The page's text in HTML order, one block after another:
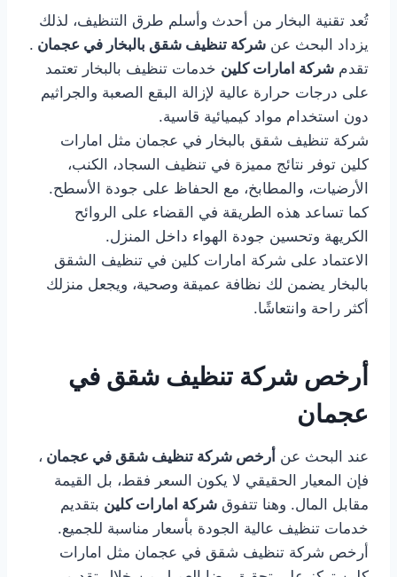
تُعد تقنية البخار من أحدث وأسلم طرق التنظيف، لذلك
يزداد البحث عن شركة تنظيف شقق بالبخار في عجمان .
تقدم شركة امارات كلين خدمات تنظيف بالبخار تعتمد
على درجات حرارة عالية لإزالة البقع الصعبة والجراثيم
دون استخدام مواد كيميائية قاسية.
شركة تنظيف شقق بالبخار في عجمان مثل امارات
كلين توفر نتائج مميزة في تنظيف السجاد، الكنب،
الأرضيات، والمطابخ، مع الحفاظ على جودة الأسطح.
كما تساعد هذه الطريقة في القضاء على الروائح
الكريهة وتحسين جودة الهواء داخل المنزل.
الاعتماد على شركة امارات كلين في تنظيف الشقق
بالبخار يضمن لك نظافة عميقة وصحية، ويجعل منزلك
أكثر راحة وانتعاشًا.
أرخص شركة تنظيف شقق في
عجمان
عند البحث عن أرخص شركة تنظيف شقق في عجمان ،
فإن المعيار الحقيقي لا يكون السعر فقط، بل القيمة
مقابل المال. وهنا تتفوق شركة امارات كلين بتقديم
خدمات تنظيف عالية الجودة بأسعار مناسبة للجميع.
أرخص شركة تنظيف شقق في عجمان مثل امارات